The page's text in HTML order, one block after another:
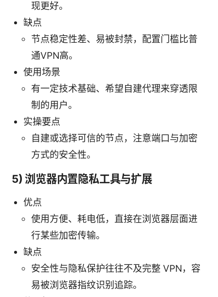
现更好。
缺点
节点稳定性差、易被封禁，配置门槛比普
通VPN高。
使用场景
有一定技术基础、希望自建代理来穿透限
制的用户。
实操要点
自建或选择可信的节点，注意端口与加密
方式的安全性。
5) 浏览器内置隐私工具与扩展
优点
使用方便、耗电低，直接在浏览器层面进
行某些加密传输。
缺点
安全性与隐私保护往往不及完整 VPN，容
易被浏览器指纹识别追踪。